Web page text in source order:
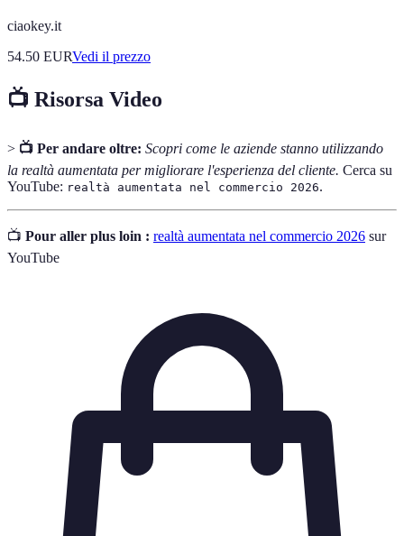
ciaokey.it
54.50 EURVedi il prezzo
📺 Risorsa Video
> 📺 Per andare oltre: Scopri come le aziende stanno utilizzando
la realtà aumentata per migliorare l'esperienza del cliente. Cerca su
YouTube: realtà aumentata nel commercio 2026.
📺 Pour aller plus loin : realtà aumentata nel commercio 2026 sur
YouTube